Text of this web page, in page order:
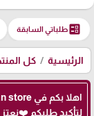
ballotطلباتي السابقة
الرئيسية كل
لتأكيد طلبكم ❤️نعتز